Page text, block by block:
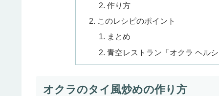
作り方
このレシピのポイント
まとめ
青空レストラン「オクラ ヘル
オクラのタイ風炒めの作り方